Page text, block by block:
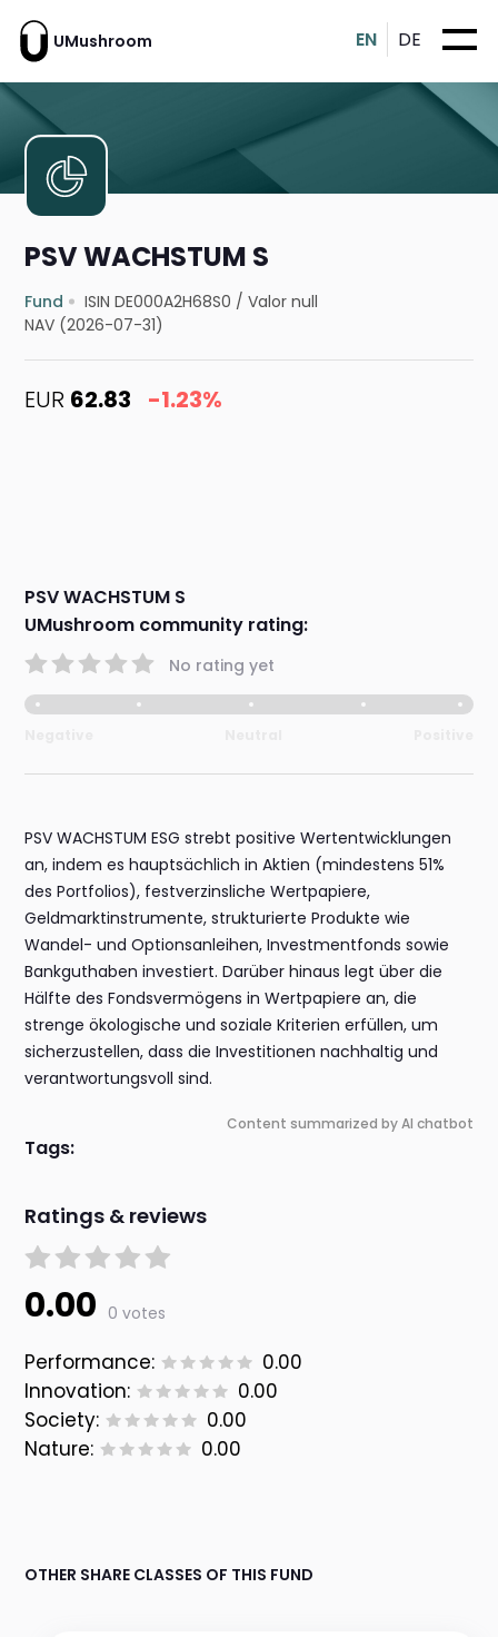
UMushroom EN DE
PSV WACHSTUM S
Fund ISIN DE000A2H68S0 /Valor null
NAV (2026-07-31)
EUR 62.83 -1.23%
PSV WACHSTUM S
UMushroom community rating:
No rating yet
PSV WACHSTUM ESG strebt positive Wertentwicklungen
an, indem es hauptsächlich in Aktien (mindestens 51%
des Portfolios), festverzinsliche Wertpapiere,
Geldmarktinstrumente, strukturierte Produkte wie
Wandel- und Optionsanleihen, Investmentfonds sowie
Bankguthaben investiert. Darüber hinaus legt über die
Hälfte des Fondsvermögens in Wertpapiere an, die
strenge ökologische und soziale Kriterien erfüllen, um
sicherzustellen, dass die Investitionen nachhaltig und
verantwortungsvoll sind.
Content summarized by AI chatbot
Tags:
Ratings & reviews
0.00 0 votes
Performance:
0.00
Innovation:
0.00
Society:
0.00
Nature:
0.00
OTHER SHARE CLASSES OF THIS FUND